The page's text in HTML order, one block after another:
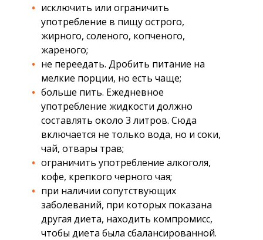
исключить или ограничить
употребление в пищу острого,
жирного, соленого, копченого,
жареного;
не переедать. Дробить питание на
мелкие порции, но есть чаще;
больше пить. Ежедневное
употребление жидкости должно
составлять около 3 литров. Сюда
включается не только вода, но и соки,
чай, отвары трав;
ограничить употребление алкоголя,
кофе, крепкого черного чая;
при наличии сопутствующих
заболеваний, при которых показана
другая диета, находить компромисс,
чтобы диета была сбалансированной.